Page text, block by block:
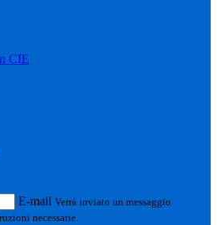
CIE
E-mail Verrà inviato un messaggio
necessarie.